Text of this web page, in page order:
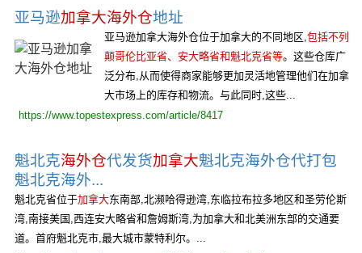
亚马逊加拿大海外仓地址
亚马逊加拿大海外仓位于加拿大的不同地区,包括不列
颠哥伦比亚省、安大略省和魁北克省等。这些仓库广
泛分布,从而使得商家能够更加灵活地管理他们在加拿
大市场上的库存和物流。与此同时,这些...
https://www.topestexpress.com/article/8417
魁北克海外仓代发货加拿大魁北克海外仓代打包
魁北克海外...
魁北克省位于加拿大东南部,北濒哈得逊湾,东临拉布拉多地区和圣劳伦斯
湾,南接美国,西连安大略省和詹姆斯湾,为加拿大和北美洲东部的交通要
道。首府魁北克市,最大城市蒙特利尔。...